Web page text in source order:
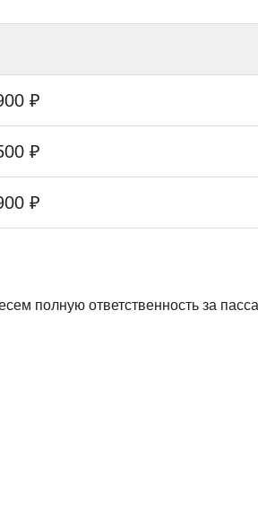
₽
₽
₽
полную ответственность за